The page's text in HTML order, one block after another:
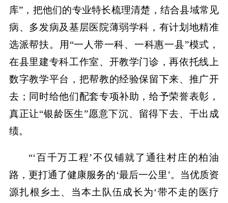
库”，把他们的专业特长梳理清楚，结合县域常见
病、多发病及基层医院薄弱学科，有计划地精准
选派帮扶。用“一人带一科、一科惠一县”模式，
在县里建专科工作室、开教学门诊，再依托线上
数字教学平台，把帮教的经验保留下来、推广开
去；同时给他们配套专项补助，给予荣誉表彰，
真正让“银龄医生”愿意下沉、留得下去、干出成
绩。
“‘百千万工程’不仅铺就了通往村庄的柏油
路，更打通了健康服务的‘最后一公里’。当优质资
源扎根乡土、当本土队伍成长为‘带不走的医疗